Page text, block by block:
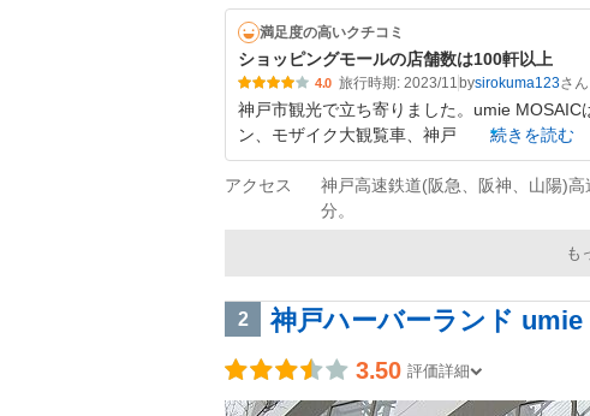
満足度の高いクチコミ
ショッピングモールの店舗数は100軒以上
4.0 旅行時期: 2023/11 bysirokuma123
神戸市観光で立ち寄りました。umie
ン、モザイク大観覧車、神戸
続きを読む
アクセス
神戸高速鉄道(阪急、阪神、山陽)
分。
も
2 神戸ハーバーランド umie
3.50 評価詳細